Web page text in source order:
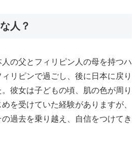
人？
の父とフィリピン人の母を持つハ
リピンで過ごし、後に日本に戻り
彼女は子どもの頃、肌の色が周り
を受けていた経験がありますが、
過去を乗り越え、自信をつけてき